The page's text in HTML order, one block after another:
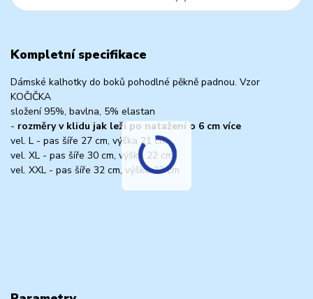
Kompletní specifikace
Dámské kalhotky do boků pohodlné pěkně padnou. Vzor
KOČIČKA
složení 95%, bavlna, 5% elastan
- rozměry v klidu jak leží po natažení o 6 cm více
vel. L - pas šíře 27 cm, výška 21 cm
vel. XL - pas šíře 30 cm, výška 22 cm
vel. XXL - pas šíře 32 cm, výška 23 cm